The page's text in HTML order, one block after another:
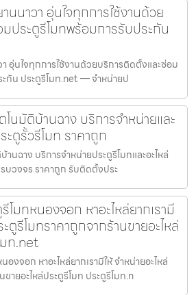
นนาวา อุ่นใจทุกการใช้งานด้วย
ประตูรีโมทพร้อมการรับประกัน
อุ่นใจทุกการใช้งานด้วยบริการติดตั้งและซ่อม
กัน ประตูรีโมท.net — จำหน่ายป
นมัติบ้านฉาง บริการจำหน่ายและ
ตูรั้วรีโมท ราคาถูก
นฉาง บริการจำหน่ายประตูรีโมทและอะไหล่
วงจร ราคาถูก รับติดตั้งประ
โมทหนองจอก หาอะไหล่ยากเรามี
ตูรีโมทราคาถูกจากร้านขายอะไหล่
ท.net
องจอก หาอะไหล่ยากเรามีให้ จำหน่ายอะไหล่
ายอะไหล่ประตูรีโมท ประตูรีโมท.n